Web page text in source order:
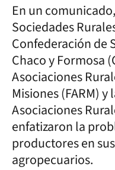
En un
Sociedades
Confederación de
Chaco y Formosa
Asociaciones
Misiones (FARM)
Asociaciones
enfatizaron la
productores en
agropecuarios.